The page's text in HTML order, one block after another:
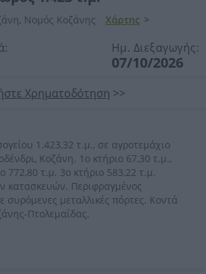
Νομός Κοζάνης Χάρτης >
Ημ. Διεξαγωγής:
07/10/2026
Χρηματοδότηση >>
1.423,32 τ.μ., σε αγροτεμάχιο
Κοζάνη. 1ο κτήριο 67,30 τ.μ.,
772,80 τ.μ. 3ο κτήριο 583,22 τ.μ.
κατασκευών. Περιφραγμένος
συρόμενες μεταλλικές πόρτες. Κοντά
Πτολεμαΐδας.